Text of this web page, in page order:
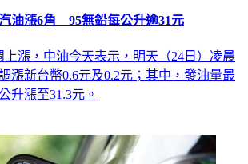
油漲6角 95無鉛每公升逾31元
上漲，中油今天表示，明天（24日）凌晨
漲新台幣0.6元及0.2元；其中，發油量最
升漲至31.3元。